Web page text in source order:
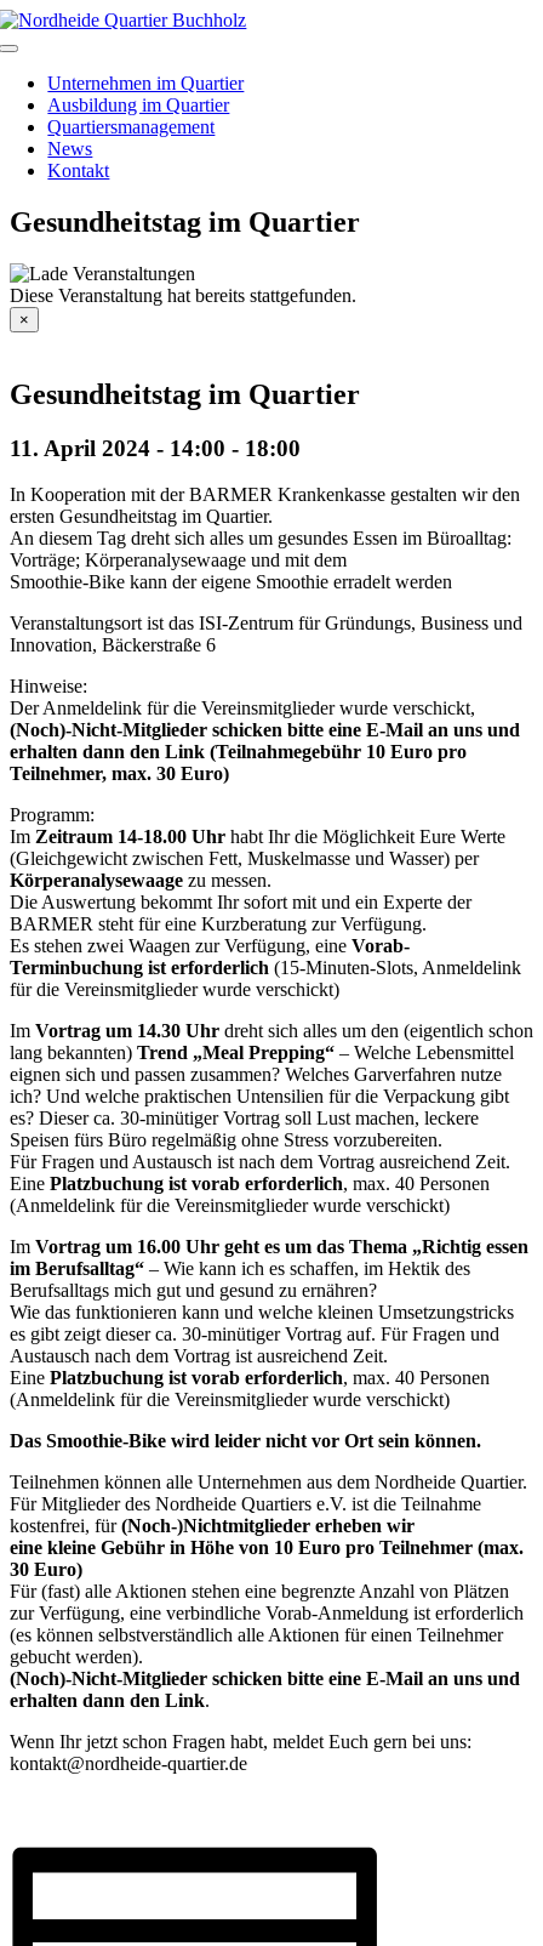
Skip
to
Toggle
NavigationUnternehmen im Quartier
Ausbildung im Quartier
Quartiersmanagement
News
Kontakt
Gesundheitstag im Quartier
Diese Veranstaltung hat bereits stattgefunden.
×
Gesundheitstag im Quartier
11. April 2024 - 14:00 - 18:00
In Kooperation mit der BARMER Krankenkasse gestalten wir den
ersten Gesundheitstag im Quartier.
An diesem Tag dreht sich alles um gesundes Essen im Büroalltag:
Vorträge; Körperanalysewaage und mit dem
Smoothie-Bike kann der eigene Smoothie erradelt werden
Veranstaltungsort ist das ISI-Zentrum für Gründungs, Business und
Innovation, Bäckerstraße 6
Hinweise:
Der Anmeldelink für die Vereinsmitglieder wurde verschickt,
(Noch)-Nicht-Mitglieder schicken bitte eine E-Mail an uns und
erhalten dann den Link (Teilnahmegebühr 10 Euro pro
Teilnehmer, max. 30 Euro)
Programm:
Im Zeitraum 14-18.00 Uhr habt Ihr die Möglichkeit Eure Werte
(Gleichgewicht zwischen Fett, Muskelmasse und Wasser) per
Körperanalysewaage zu messen.
Die Auswertung bekommt Ihr sofort mit und ein Experte der
BARMER steht für eine Kurzberatung zur Verfügung.
Es stehen zwei Waagen zur Verfügung, eine Vorab-
Terminbuchung ist erforderlich (15-Minuten-Slots, Anmeldelink
für die Vereinsmitglieder wurde verschickt)
Im Vortrag um 14.30 Uhr dreht sich alles um den (eigentlich schon
lang bekannten) Trend „Meal Prepping“ – Welche Lebensmittel
eignen sich und passen zusammen? Welches Garverfahren nutze
ich? Und welche praktischen Untensilien für die Verpackung gibt
es? Dieser ca. 30-minütiger Vortrag soll Lust machen, leckere
Speisen fürs Büro regelmäßig ohne Stress vorzubereiten.
Für Fragen und Austausch ist nach dem Vortrag ausreichend Zeit.
Eine Platzbuchung ist vorab erforderlich, max. 40 Personen
(Anmeldelink für die Vereinsmitglieder wurde verschickt)
Im Vortrag um 16.00 Uhr geht es um das Thema „Richtig essen
im Berufsalltag“ – Wie kann ich es schaffen, im Hektik des
Berufsalltags mich gut und gesund zu ernähren?
Wie das funktionieren kann und welche kleinen Umsetzungstricks
es gibt zeigt dieser ca. 30-minütiger Vortrag auf. Für Fragen und
Austausch nach dem Vortrag ist ausreichend Zeit.
Eine Platzbuchung ist vorab erforderlich, max. 40 Personen
(Anmeldelink für die Vereinsmitglieder wurde verschickt)
Das Smoothie-Bike wird leider nicht vor Ort sein können.
Teilnehmen können alle Unternehmen aus dem Nordheide Quartier.
Für Mitglieder des Nordheide Quartiers e.V. ist die Teilnahme
kostenfrei, für(Noch-)Nichtmitglieder erheben wir
eine kleine Gebühr in Höhe von 10 Euro pro Teilnehmer (max.
30 Euro)
Für (fast) alle Aktionen stehen eine begrenzte Anzahl von Plätzen
zur Verfügung, eine verbindliche Vorab-Anmeldung ist erforderlich
(es können selbstverständlich alle Aktionen für einen Teilnehmer
gebucht werden).
(Noch)-Nicht-Mitglieder schicken bitte eine E-Mail an uns und
erhalten dann den Link.
Wenn Ihr jetzt schon Fragen habt, meldet Euch gern bei uns:
kontakt@nordheide-quartier.de